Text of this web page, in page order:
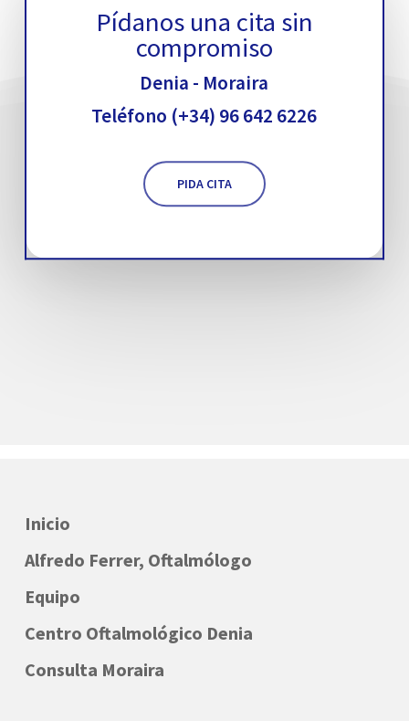
Pídanos una cita sin
compromiso
Denia - Moraira
Teléfono (+34) 96 642 6226
PIDA CITA
Inicio
Alfredo Ferrer, Oftalmólogo
Equipo
Centro Oftalmológico Denia
Consulta Moraira